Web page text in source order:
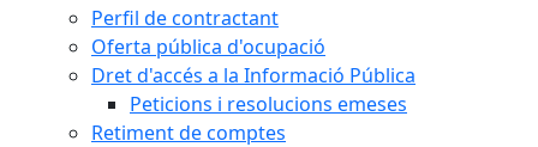
Perfil de contractant
Oferta pública d'ocupació
Dret d'accés a la Informació Pública
Peticions i resolucions emeses
Retiment de comptes